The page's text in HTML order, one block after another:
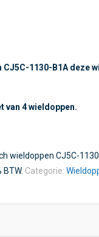
1130-B1A deze
van 4 wieldoppen.
wieldoppen CJ5C-
Categorie: